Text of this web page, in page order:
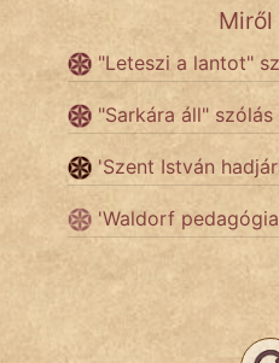
vörös ördög
nagyöreg
NapHold
Név nélkül
pszichopati
Miről
"Leteszi a lantot"
"Sarkára áll" szólás
'Szent István
'Waldorf